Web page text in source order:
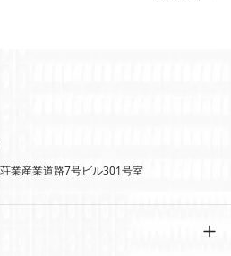
業産業道路7号ビル301号室